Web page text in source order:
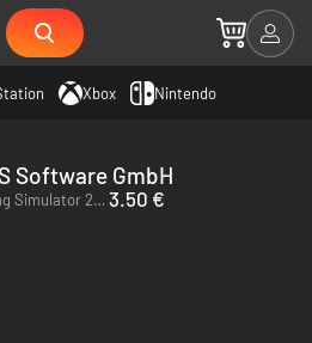
Xbox Nintendo
Software GmbH
Farming Simulator 22 - Claas Xerion Saddle Trac Pack - PC & Mac (Steam) 3.50 €